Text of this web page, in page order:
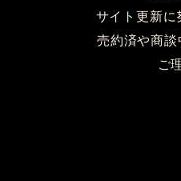
サイト更新
売約済や商
ご